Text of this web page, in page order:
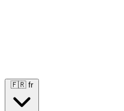
🇫🇷 fr